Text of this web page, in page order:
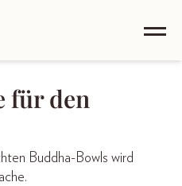
für den
Buddha-Bowls wird